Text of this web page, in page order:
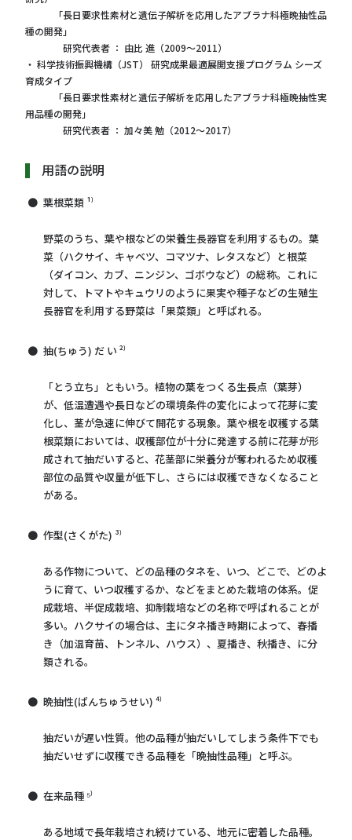
「長日要求性素材と遺伝子解析を応用したアブラナ科極晩抽性品
種の開発」
研究代表者 ： 由比 進（2009～2011）
・ 科学技術振興機構（JST） 研究成果最適展開支援プログラム シーズ
育成タイプ
「長日要求性素材と遺伝子解析を応用したアブラナ科極晩抽性実
用品種の開発」
研究代表者 ： 加々美 勉（2012～2017）
用語の説明
葉根菜類 ¹⁾
野菜のうち、葉や根などの栄養生長器官を利用するもの。葉
菜（ハクサイ、キャベツ、コマツナ、レタスなど）と根菜
（ダイコン、カブ、ニンジン、ゴボウなど）の総称。これに
対して、トマトやキュウリのように果実や種子などの生殖生
長器官を利用する野菜は「果菜類」と呼ばれる。
抽(ちゅう) だ い ²⁾
「とう立ち」ともいう。植物の葉をつくる生長点（葉芽）
が、低温遭遇や長日などの環境条件の変化によって花芽に変
化し、茎が急速に伸びて開花する現象。葉や根を収穫する葉
根菜類においては、収穫部位が十分に発達する前に花芽が形
成されて抽だいすると、花茎部に栄養分が奪われるため収穫
部位の品質や収量が低下し、さらには収穫できなくなること
がある。
作型(さくがた) ³⁾
ある作物について、どの品種のタネを、いつ、どこで、どのよ
うに育て、いつ収穫するか、などをまとめた栽培の体系。促
成栽培、半促成栽培、抑制栽培などの名称で呼ばれることが
多い。ハクサイの場合は、主にタネ播き時期によって、春播
き（加温育苗、トンネル、ハウス）、夏播き、秋播き、に分
類される。
晩抽性(ばんちゅうせい) ⁴⁾
抽だいが遅い性質。他の品種が抽だいしてしまう条件下でも
抽だいせずに収穫できる品種を「晩抽性品種」と呼ぶ。
在来品種 ⁵⁾
ある地域で長年栽培され続けている、地元に密着した品種。